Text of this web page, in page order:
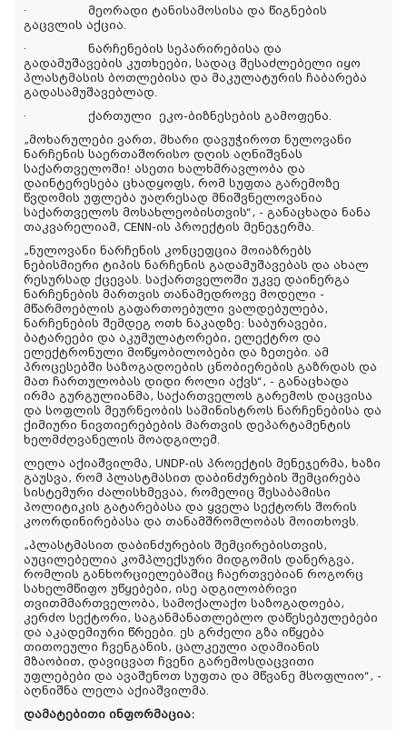
·
მეორადი ტანისამოსისა და წიგნების
გაცვლის აქცია.
·
ნარჩენების სეპარირებისა და
გადამუშავების კუთხეები, სადაც შესაძლებელი იყო
პლასტმასის ბოთლებისა და მაკულატურის ჩაბარება
გადასამუშავებლად.
·
ქართული ეკო-ბიზნესების გამოფენა.
„მოხარულები ვართ, მხარი დავუჭიროთ ნულოვანი
ნარჩენის საერთაშორისო დღის აღნიშვნას
საქართველოში! ასეთი ხალხმრავლობა და
დაინტერესება ცხადყოფს, რომ სუფთა გარემოზე
წვდომის უფლება უაღრესად მნიშვნელოვანია
საქართველოს მოსახლეობისთვის“, - განაცხადა ნანა
თაკვარელიამ, CENN-ის პროექტის მენეჯერმა.
„ნულოვანი ნარჩენის კონცეფცია მოიაზრებს
ნებისმიერი ტიპის ნარჩენის გადამუშავებას და ახალ
რესურსად ქცევას. საქართველოში უკვე დაინერგა
ნარჩენების მართვის თანამედროვე მოდელი -
მწარმოებლის გაფართოებული ვალდებულება,
ნარჩენების შემდეგ ოთხ ნაკადზე: საბურავები,
ბატარეები და აკუმულატორები, ელექტრო და
ელექტრონული მოწყობილობები და ზეთები. ამ
პროცესებში საზოგადოების ცნობიერების გაზრდას და
მათ ჩართულობას დიდი როლი აქვს“, - განაცხადა
ირმა გურგულიანმა, საქართველოს გარემოს დაცვისა
და სოფლის მეურნეობის სამინისტროს ნარჩენებისა და
ქიმიური ნივთიერებების მართვის დეპარტამენტის
ხელმძღვანელის მოადგილემ.
ლელა აქიაშვილმა, UNDP-ის პროექტის მენეჯერმა, ხაზი
გაუსვა, რომ პლასტმასით დაბინძურების შემცირება
სისტემური ძალისხმევაა, რომელიც შესაბამისი
პოლიტიკის გატარებასა და ყველა სექტორს შორის
კოორდინირებასა და თანამშრომლობას მოითხოვს.
„პლასტმასით დაბინძურების შემცირებისთვის,
აუცილებელია კომპლექსური მიდგომის დანერგვა,
რომლის განხორციელებაშიც ჩაერთვებიან როგორც
სახელმწიფო უწყებები, ისე ადგილობრივი
თვითმმართველობა, სამოქალაქო საზოგადოება,
კერძო სექტორი, საგანმანათლებლო დაწესებულებები
და აკადემიური წრეები. ეს გრძელი გზა იწყება
თითოეული ჩვენგანის, ცალკეული ადამიანის
მზაობით, დავიცვათ ჩვენი გარემოსდაცვითი
უფლებები და ავაშენოთ სუფთა და მწვანე მსოფლიო“, -
აღნიშნა ლელა აქიაშვილმა.
დამატებითი ინფორმაცია: